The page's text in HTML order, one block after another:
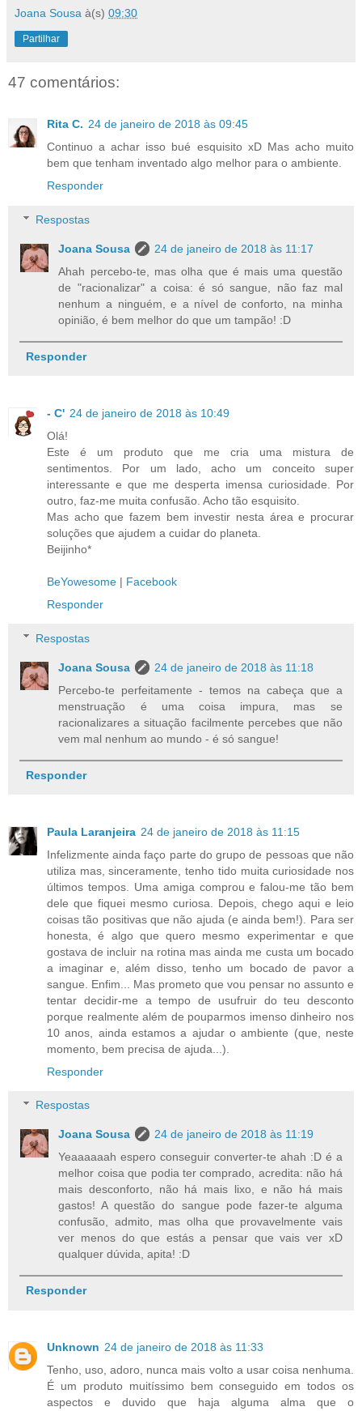
Joana Sousa à(s) 09:30
Partilhar
47 comentários:
Rita C. 24 de janeiro de 2018 às 09:45
Continuo a achar isso bué esquisito xD Mas acho muito
bem que tenham inventado algo melhor para o ambiente.
Responder
Respostas
Joana Sousa
24 de janeiro de 2018 às 11:17
Ahah percebo-te, mas olha que é mais uma questão
de "racionalizar" a coisa: é só sangue, não faz mal
nenhum a ninguém, e a nível de conforto, na minha
opinião, é bem melhor do que um tampão! :D
Responder
- C' 24 de janeiro de 2018 às 10:49
Olá!
Este é um produto que me cria uma mistura de
sentimentos. Por um lado, acho um conceito super
interessante e que me desperta imensa curiosidade. Por
outro, faz-me muita confusão. Acho tão esquisito.
Mas acho que fazem bem investir nesta área e procurar
soluções que ajudem a cuidar do planeta.
Beijinho*
BeYowesome | Facebook
Responder
Respostas
Joana Sousa
24 de janeiro de 2018 às 11:18
Percebo-te perfeitamente - temos na cabeça que a
menstruação é uma coisa impura, mas se
racionalizares a situação facilmente percebes que não
vem mal nenhum ao mundo - é só sangue!
Responder
Paula Laranjeira 24 de janeiro de 2018 às 11:15
Infelizmente ainda faço parte do grupo de pessoas que não
utiliza mas, sinceramente, tenho tido muita curiosidade nos
últimos tempos. Uma amiga comprou e falou-me tão bem
dele que fiquei mesmo curiosa. Depois, chego aqui e leio
coisas tão positivas que não ajuda (e ainda bem!). Para ser
honesta, é algo que quero mesmo experimentar e que
gostava de incluir na rotina mas ainda me custa um bocado
a imaginar e, além disso, tenho um bocado de pavor a
sangue. Enfim... Mas prometo que vou pensar no assunto e
tentar decidir-me a tempo de usufruir do teu desconto
porque realmente além de pouparmos imenso dinheiro nos
10 anos, ainda estamos a ajudar o ambiente (que, neste
momento, bem precisa de ajuda...).
Responder
Respostas
Joana Sousa
24 de janeiro de 2018 às 11:19
Yeaaaaaah espero conseguir converter-te ahah :D é a
melhor coisa que podia ter comprado, acredita: não há
mais desconforto, não há mais lixo, e não há mais
gastos! A questão do sangue pode fazer-te alguma
confusão, admito, mas olha que provavelmente vais
ver menos do que estás a pensar que vais ver xD
qualquer dúvida, apita! :D
Responder
Unknown 24 de janeiro de 2018 às 11:33
Tenho, uso, adoro, nunca mais volto a usar coisa nenhuma.
É um produto muitíssimo bem conseguido em todos os
aspectos e duvido que haja alguma alma que o